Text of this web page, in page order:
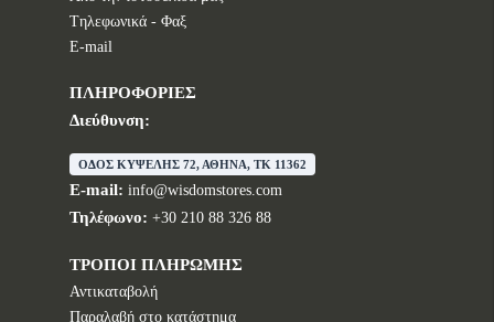
Tηλεφωνικά - Φαξ
E-mail
ΠΛΗΡΟΦΟΡΙΕΣ
Διεύθυνση:
ΟΔΟΣ ΚΥΨΕΛΗΣ 72, ΑΘΗΝΑ, TK 11362
E-mail: info@wisdomstores.com
Τηλέφωνο: +30 210 88 326 88
ΤΡΟΠΟΙ ΠΛΗΡΩΜΗΣ
Αντικαταβολή
Παραλαβή στο κατάστημα